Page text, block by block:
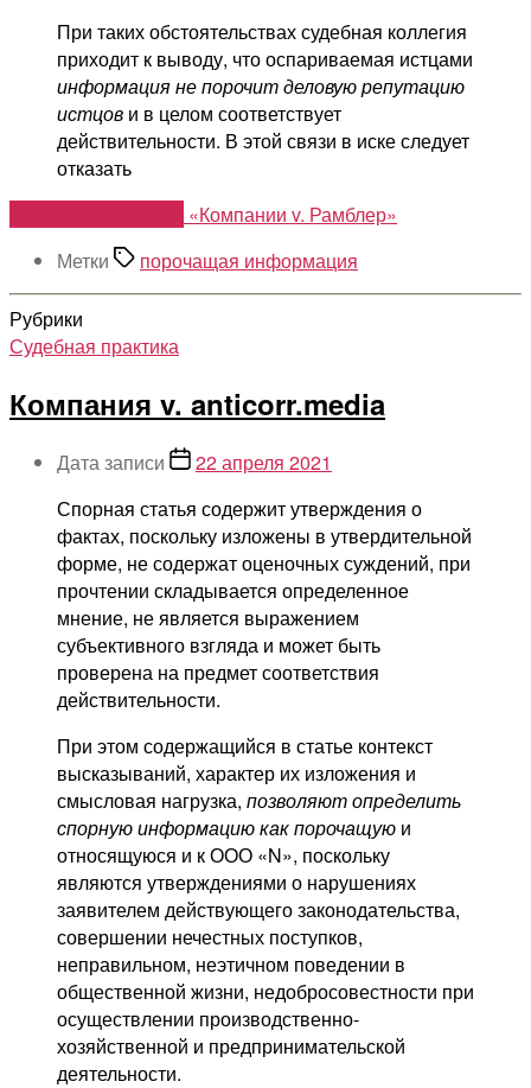
При таких обстоятельствах судебная коллегия
приходит к выводу, что оспариваемая истцами
информация не порочит деловую репутацию
истцов и в целом соответствует
действительности. В этой связи в иске следует
отказать
«Компании v. Рамблер»
Метки
порочащая информация
Рубрики
Судебная практика
Компания v. anticorr.media
Дата записи
22 апреля 2021
Спорная статья содержит утверждения о
фактах, поскольку изложены в утвердительной
форме, не содержат оценочных суждений, при
прочтении складывается определенное
мнение, не является выражением
субъективного взгляда и может быть
проверена на предмет соответствия
действительности.
При этом содержащийся в статье контекст
высказываний, характер их изложения и
смысловая нагрузка, позволяют определить
спорную информацию как порочащую и
относящуюся и к ООО «N», поскольку
являются утверждениями о нарушениях
заявителем действующего законодательства,
совершении нечестных поступков,
неправильном, неэтичном поведении в
общественной жизни, недобросовестности при
осуществлении производственно-
хозяйственной и предпринимательской
деятельности.